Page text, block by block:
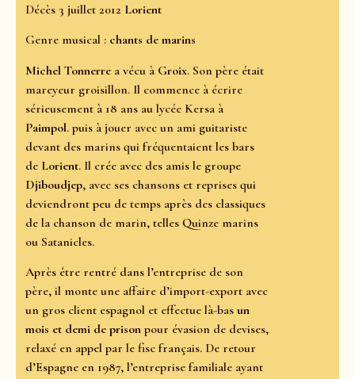
Décès 3 juillet 2012 Lorient
Genre musical : chants de marins
Michel Tonnerre a vécu à Groix. Son père était
mareyeur groisillon. Il commence à écrire
sérieusement à 18 ans au lycée Kersa à
Paimpol. puis à jouer avec un ami guitariste
devant des marins qui fréquentaient les bars
de Lorient. Il crée avec des amis le groupe
Djiboudjep, avec ses chansons et reprises qui
deviendront peu de temps après des classiques
de la chanson de marin, telles Quinze marins
ou Satanicles.
Après être rentré dans l’entreprise de son
père, il monte une affaire d’import-export avec
un gros client espagnol et effectue là-bas un
mois et demi de prison pour évasion de devises,
relaxé en appel par le fisc français. De retour
d’Espagne en 1987, l’entreprise familiale ayant